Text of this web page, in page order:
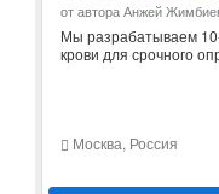
от автора Анжей
Мы разрабатываем
крови для срочного
Москва, Россия